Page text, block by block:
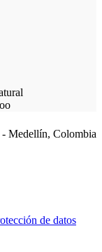
Medellín, Colombia
de datos